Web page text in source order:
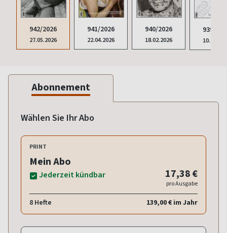
942/2026
27.05.2026
941/2026
22.04.2026
940/2026
18.02.2026
939/
Abonnement
Wählen Sie Ihr Abo
PRINT
Mein Abo
Jederzeit kündbar 17,38 €
pro Ausgabe
8 Hefte 139,00 € im Jahr